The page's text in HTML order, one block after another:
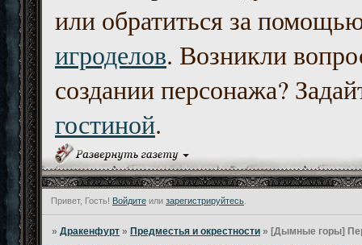
или обратиться за
игроделов. Возникли
создании персонажа?
гостиной.
Привет, Гость! Войдите или зарегистрируйтесь
»Дракенфурт » Предместья и окрестности » [Дымные горы]